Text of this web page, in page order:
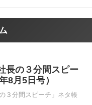
長の３分間スピー
8月5日号）
３分間スピーチ」ネタ帳